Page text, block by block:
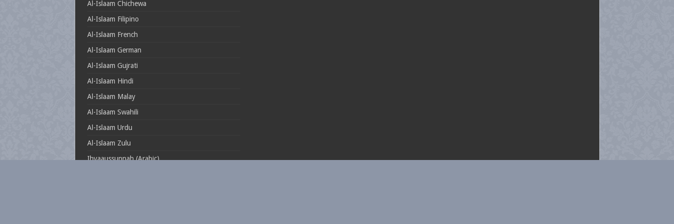
Al-Islaam Chichewa
Al-Islaam Filipino
Al-Islaam French
Al-Islaam German
Al-Islaam Gujrati
Al-Islaam Hindi
Al-Islaam Malay
Al-Islaam Swahili
Al-Islaam Urdu
Al-Islaam Zulu
Ihyaaussunnah (Arabic)